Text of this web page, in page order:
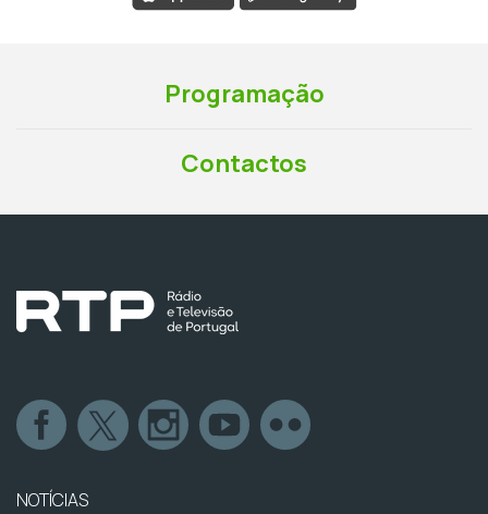
Programação
Contactos
NOTÍCIAS